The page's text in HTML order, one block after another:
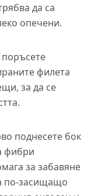
да са
опечени.
поръсете
филета
за да се
поднесете бок
фибри
за забавяне
по-засищащо